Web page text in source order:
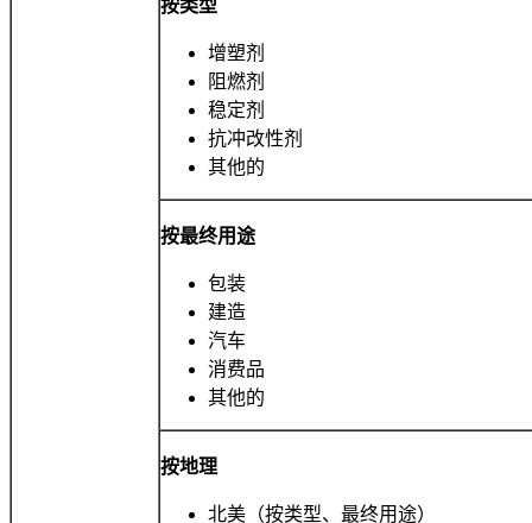
按类型
增塑剂
阻燃剂
稳定剂
抗冲改性剂
其他的
按最终用途
包装
建造
汽车
消费品
其他的
按地理
北美（按类型、最终用途）